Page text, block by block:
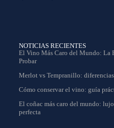
NOTICIAS RECIENTES
El Vino Más Caro del Mundo: La
Probar
Merlot vs Tempranillo:
Cómo conservar el vino: guía
El coñac más caro del mundo:
perfecta